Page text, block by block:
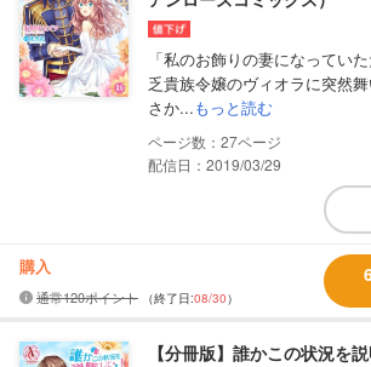
「私のお飾りの妻になってい
乏貴族令嬢のヴィオラに突然
さか...もっと読む
27
配信日：2019/03/29
購入
通常120ポイント （終了日:08/30）
【分冊版】誰かこの状況を